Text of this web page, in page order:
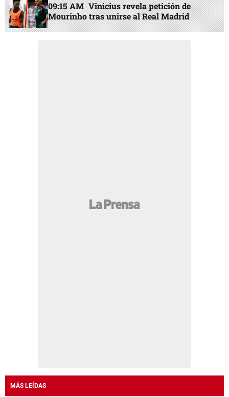
09:15 AM Vinicius revela petición de
Mourinho tras unirse al Real Madrid
MÁS LEÍDAS